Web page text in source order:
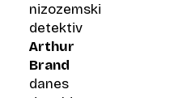
nizozemski
detektiv
Arthur
Brand
danes